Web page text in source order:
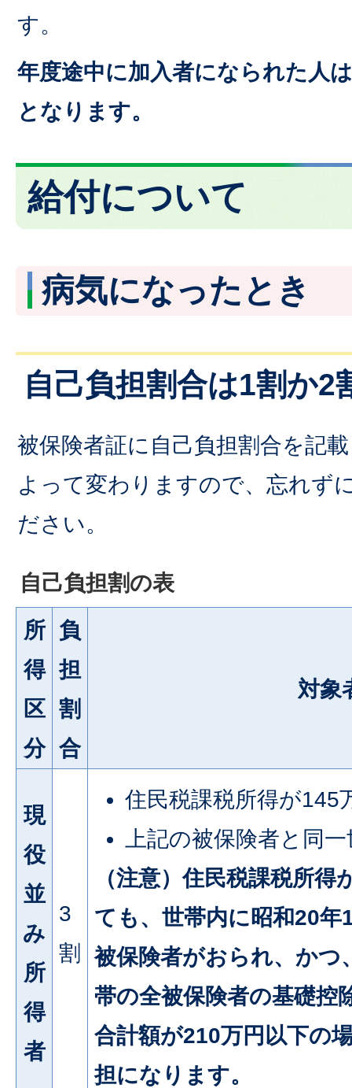
す。
年度途中に加入者になられた人
となります。
給付について
病気になったとき
自己負担割合は1割か2
被保険者証に自己負担割合を記
よって変わりますので、忘れず
ださい。
自己負担割の表
所
得
区
分
負
担
割
合
対象
現
役
並
み
所
得
者
3
割
住民税課税所得が145
上記の被保険者と同
（注意）住民税課税所
ても、世帯内に昭和20年
被保険者がおられ、かつ
帯の全被保険者の基礎控
合計額が210万円以下の
担になります。